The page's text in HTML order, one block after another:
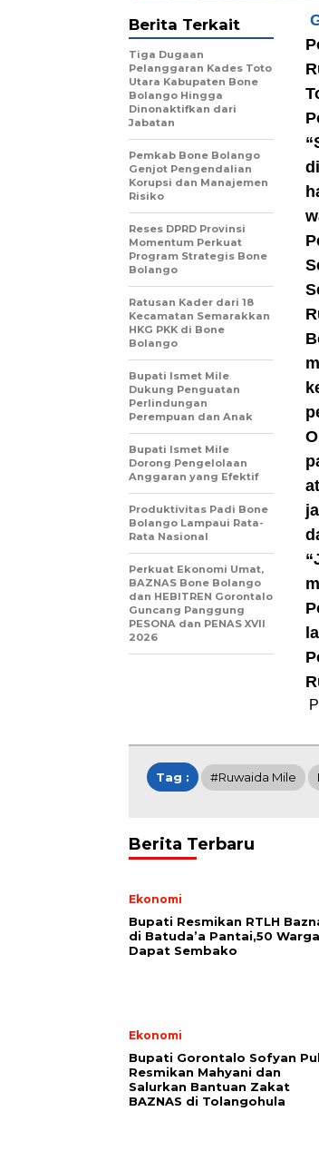
Berita Terkait
Tiga Dugaan
Pelanggaran Kades Toto
Utara Kabupaten Bone
Bolango Hingga
Dinonaktifkan dari
Jabatan
Pemkab Bone Bolango
Genjot Pengendalian
Korupsi dan Manajemen
Risiko
Reses DPRD Provinsi
Momentum Perkuat
Program Strategis Bone
Bolango
Ratusan Kader dari 18
Kecamatan Semarakkan
HKG PKK di Bone
Bolango
Bupati Ismet Mile
Dukung Penguatan
Perlindungan
Perempuan dan Anak
Bupati Ismet Mile
Dorong Pengelolaan
Anggaran yang Efektif
Produktivitas Padi Bone
Bolango Lampaui Rata-
Rata Nasional
Perkuat Ekonomi Umat,
BAZNAS Bone Bolango
dan HEBITREN Gorontalo
Guncang Panggung
PESONA dan PENAS XVII
2026
Tag : #Ruwaida Mile
Berita Terbaru
Ekonomi
Bupati Resmikan RTLH
di Batuda’a Pantai,50 Warga
Dapat Sembako
Ekonomi
Bupati Gorontalo Sofyan
Resmikan Mahyani dan
Salurkan Bantuan Zakat
BAZNAS di Tolangohula